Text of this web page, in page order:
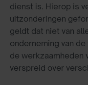
dienst is. Hierop is
uitzonderingen
geldt dat niet van
onderneming van
de werkzaamheden
verspreid over